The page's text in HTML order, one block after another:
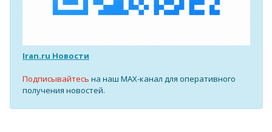
Iran.ru Новости
Подписывайтесь на наш MAX-канал для оперативного
получения новостей.